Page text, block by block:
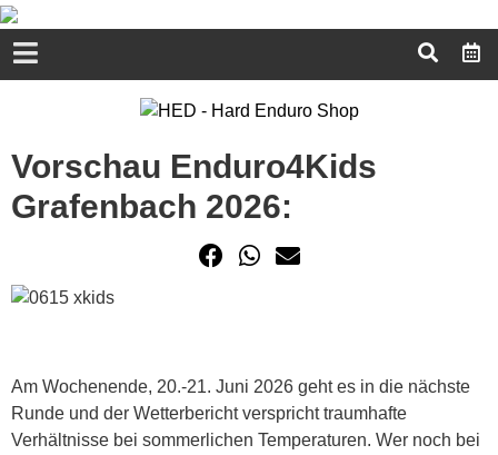
Vorschau Enduro4Kids
Grafenbach 2026:
Am Wochenende, 20.-21. Juni 2026 geht es in die nächste
Runde und der Wetterbericht verspricht traumhafte
Verhältnisse bei sommerlichen Temperaturen. Wer noch bei